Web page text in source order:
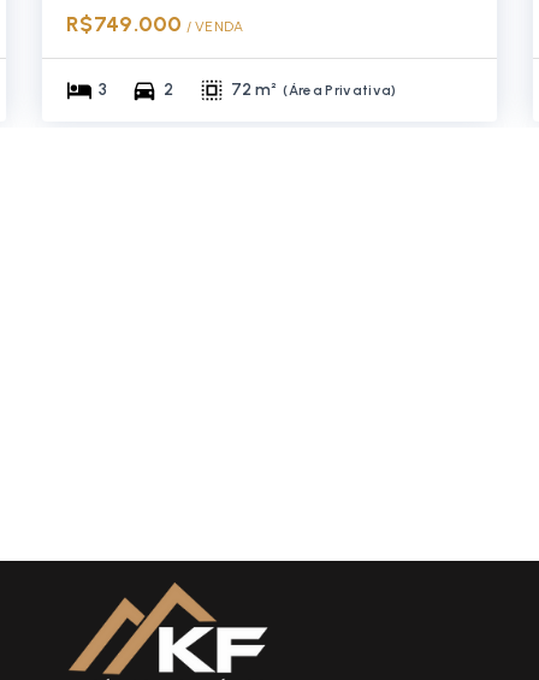
R$749.000 / VENDA
3 2 72 m² (Área Privativa)